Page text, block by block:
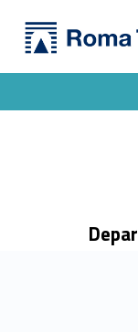
Educazione inclusiva, innovativa e interculturale - Dipartimento di Scienze della Formazione
Dipartimento di Scienze della Formazione dell'Università degli Studi Roma Tre
Header info sidebar